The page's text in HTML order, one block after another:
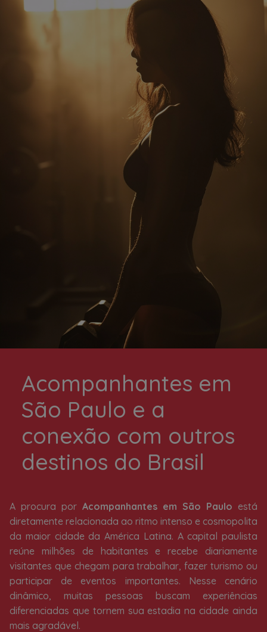
Acompanhantes em
São Paulo e a
conexão com outros
destinos do Brasil
A procura por Acompanhantes em São Paulo está
diretamente relacionada ao ritmo intenso e cosmopolita
da maior cidade da América Latina. A capital paulista
reúne milhões de habitantes e recebe diariamente
visitantes que chegam para trabalhar, fazer turismo ou
participar de eventos importantes. Nesse cenário
dinâmico, muitas pessoas buscam experiências
diferenciadas que tornem sua estadia na cidade ainda
mais agradável.